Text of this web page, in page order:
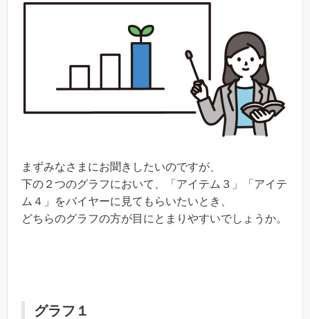
まずみなさまにお聞きしたいのですが、
下の２つのグラフにおいて、「アイテム３」「アイテ
ム４」をバイヤーに見てもらいたいとき、
どちらのグラフの方が目にとまりやすいでしょうか。
グラフ１